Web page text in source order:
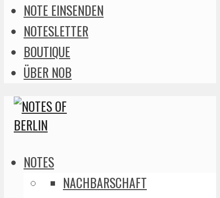
NOTE EINSENDEN
NOTESLETTER
BOUTIQUE
ÜBER NOB
NOTES
NACHBARSCHAFT